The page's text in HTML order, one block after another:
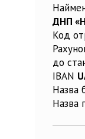
ДНП
Код
до
IBAN
Назва
Назва